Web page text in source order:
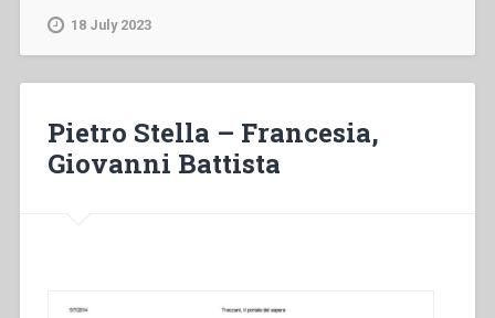
18 July 2023
Pietro Stella – Francesia,
Giovanni Battista